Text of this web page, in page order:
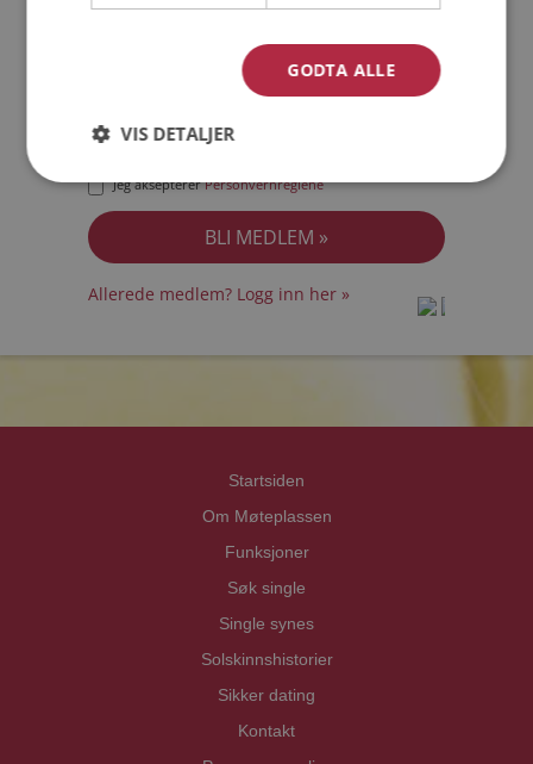
Jeg akseptererPersonvernreglene
Allerede medlem? Logg inn her »
Startsiden
Om Møteplassen
Funksjoner
Søk single
Single synes
Solskinnshistorier
Sikker dating
Kontakt
GODTA ALLE
VIS DETALJER